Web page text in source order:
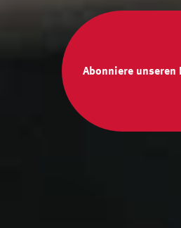
Abonniere unseren